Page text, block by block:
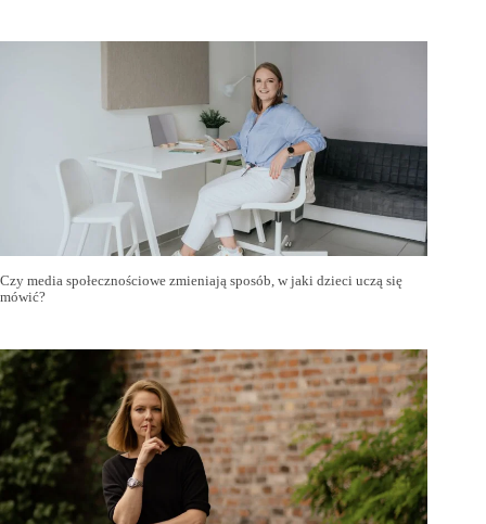
Czy media społecznościowe zmieniają sposób, w jaki dzieci uczą się
mówić?